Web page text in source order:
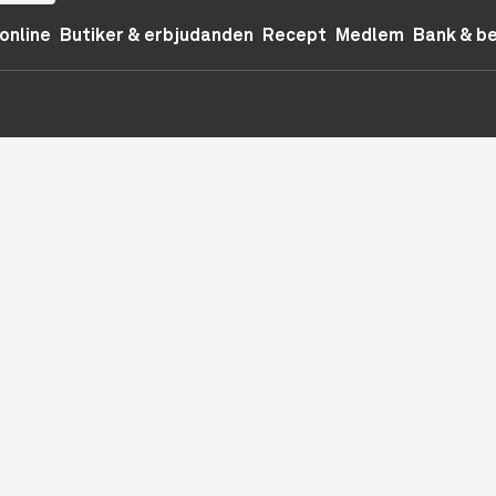
Butiker & erbjudanden Recept Medlem Bank &